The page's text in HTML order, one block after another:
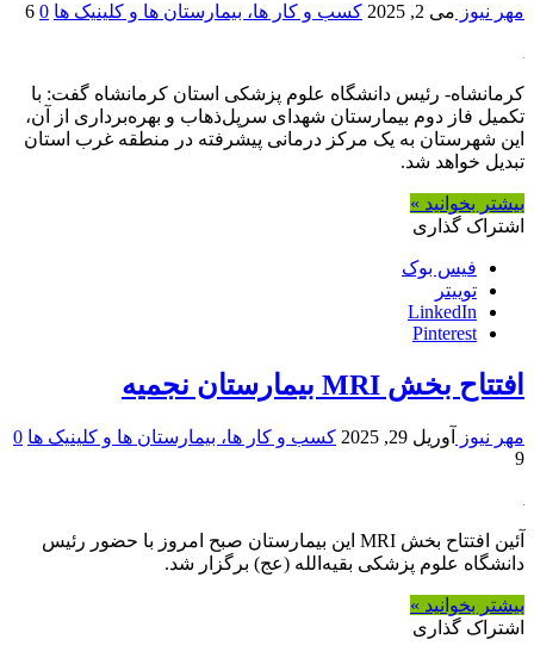
مهر نیوز می 2, 2025 کسب و کار ها، بیمارستان ها و کلینیک ها 0
6
کرمانشاه- رئیس دانشگاه علوم پزشکی استان کرمانشاه گفت: با
تکمیل فاز دوم بیمارستان شهدای سرپل‌ذهاب و بهره‌برداری از آن،
این شهرستان به یک مرکز درمانی پیشرفته در منطقه غرب استان
تبدیل خواهد شد.
بیشتر بخوانید »
اشتراک گذاری
فیس بوک
توییتر
LinkedIn
Pinterest
افتتاح بخش MRI بیمارستان نجمیه
مهر نیوز آوریل 29, 2025 کسب و کار ها، بیمارستان ها و کلینیک ها 0
9
آئین افتتاح بخش MRI این بیمارستان صبح امروز با حضور رئیس
دانشگاه علوم پزشکی بقیه‌الله (عج) برگزار شد.
بیشتر بخوانید »
اشتراک گذاری